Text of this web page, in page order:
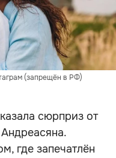
(запрещён в РФ)
сюрприз от
где запечатлён